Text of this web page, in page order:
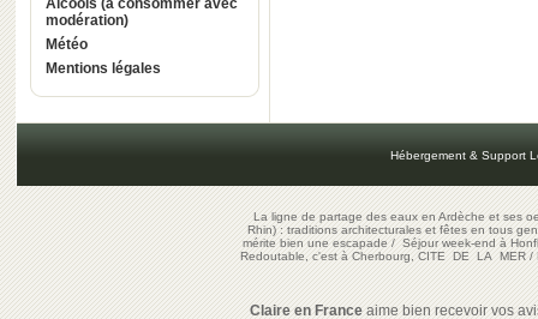
Alcools (à consommer avec
modération)
Météo
Mentions légales
Hébergement & Support
La ligne de partage des eaux en Ardèche et ses
Rhin) : traditions architecturales et fêtes en tous
mérite bien une escapade/Séjour week-end à
Redoutable, c'est à Cherbourg, CITE DE LA MER/
Claire en Franceaime bien recevoir vos